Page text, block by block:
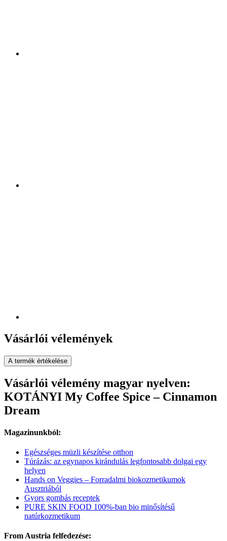
Vásárlói vélemények
A termék értékelése
Vásárlói vélemény magyar nyelven:
KOTÁNYI My Coffee Spice – Cinnamon
Dream
Magazinunkból:
Egészséges müzli készítése otthon
Túrázás: az egynapos kirándulás legfontosabb dolgai egy
helyen
Hands on Veggies – Forradalmi biokozmetikumok
Ausztriából
Gyors gombás receptek
PURE SKIN FOOD 100%-ban bio minősítésű
natúrkozmetikum
From Austria felfedezése: